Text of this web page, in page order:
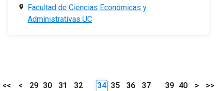
Facultad de Ciencias Económicas y
Administrativas UC
<< < 29 30 31
32
34 35 36
37
39 40 > >>